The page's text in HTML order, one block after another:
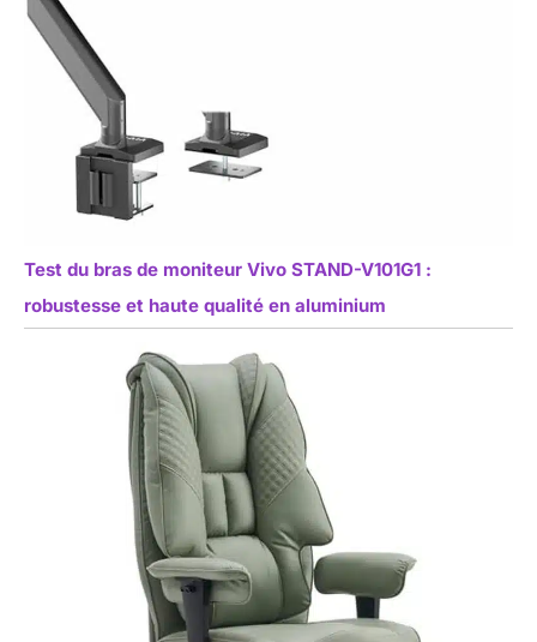
Test du bras de moniteur Vivo STAND-V101G1 :
robustesse et haute qualité en aluminium